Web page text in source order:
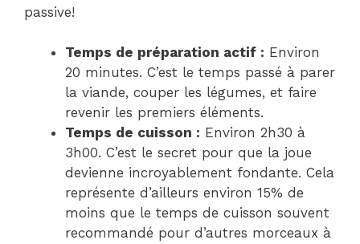
passive!
Temps de préparation actif : Environ
20 minutes. C’est le temps passé à parer
la viande, couper les légumes, et faire
revenir les premiers éléments.
Temps de cuisson : Environ 2h30 à
3h00. C’est le secret pour que la joue
devienne incroyablement fondante. Cela
représente d’ailleurs environ 15% de
moins que le temps de cuisson souvent
recommandé pour d’autres morceaux à